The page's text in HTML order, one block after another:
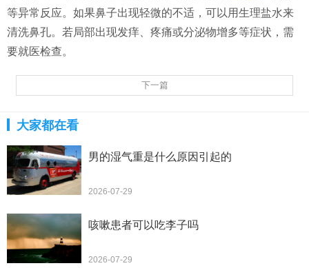
等异常反应。如果鼻子出现轻微的不适，可以用生理盐水来
清洗鼻孔。若局部出现发痒、疼痛或分泌物增多等症状，需
要就医检查。
下一篇
大家都在看
男的湿气重是什么原因引起的
2026-07-29
咳嗽患者可以吃李子吗
2026-07-29